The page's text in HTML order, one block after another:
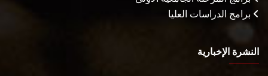
برامج الدراسات العليا
النشرة الإخبارية